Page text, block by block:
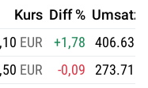
Kurs Diff % Umsatz
EUR +1,78
EUR -0,09